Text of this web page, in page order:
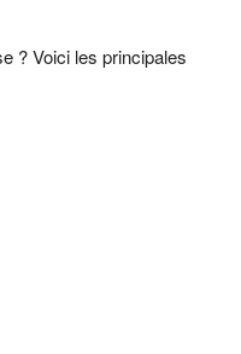
? Voici les principales